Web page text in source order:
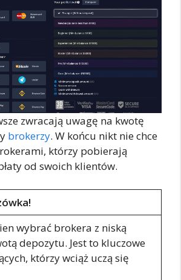
zwracają uwagę na kwotę
brokerzy. W końcu nikt nie chce
którzy pobierają
od swoich klientów.
wybrać brokera z niską
depozytu. Jest to kluczowe
którzy wciąż uczą się